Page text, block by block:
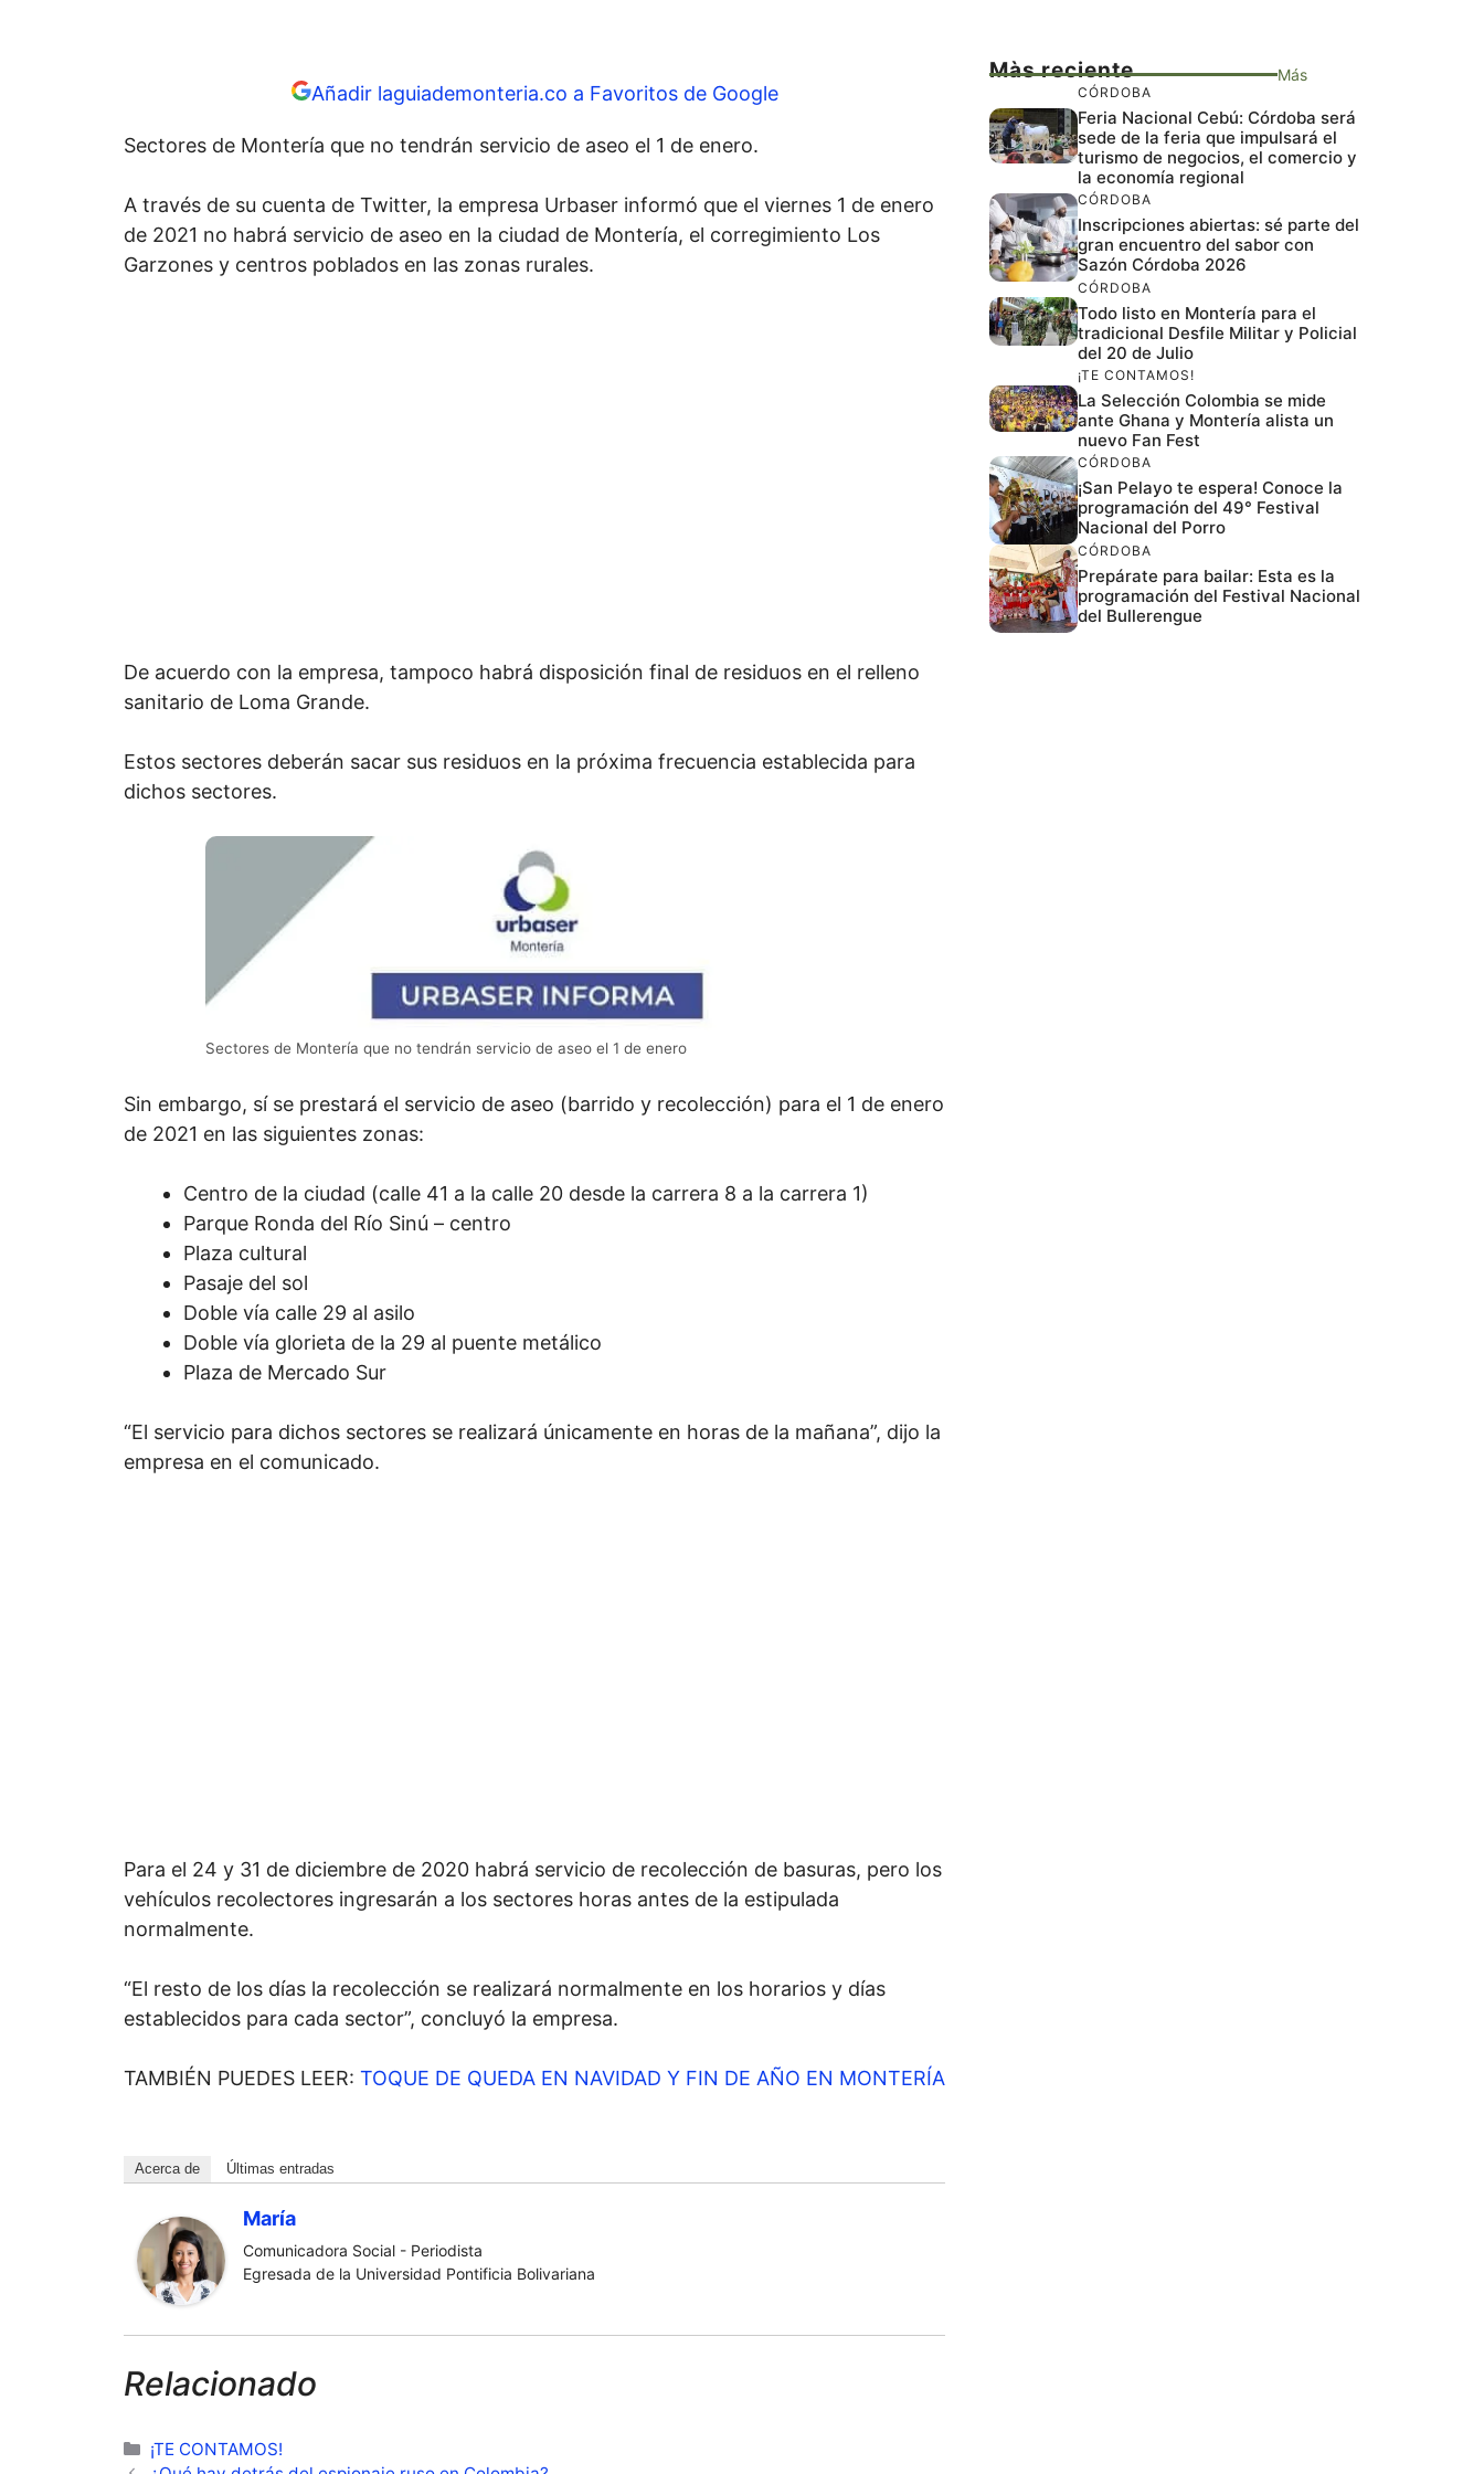
Añadir laguiademonteria.co a Favoritos de Google
Sectores de Montería que no tendrán servicio de aseo el 1 de enero.
A través de su cuenta de Twitter, la empresa Urbaser informó que el viernes 1 de enero
de 2021 no habrá servicio de aseo en la ciudad de Montería, el corregimiento Los
Garzones y centros poblados en las zonas rurales.
De acuerdo con la empresa, tampoco habrá disposición final de residuos en el relleno
sanitario de Loma Grande.
Estos sectores deberán sacar sus residuos en la próxima frecuencia establecida para
dichos sectores.
Sectores de Montería que no tendrán servicio de aseo el 1 de enero
Sin embargo, sí se prestará el servicio de aseo (barrido y recolección) para el 1 de enero
de 2021 en las siguientes zonas:
Centro de la ciudad (calle 41 a la calle 20 desde la carrera 8 a la carrera 1)
Parque Ronda del Río Sinú – centro
Plaza cultural
Pasaje del sol
Doble vía calle 29 al asilo
Doble vía glorieta de la 29 al puente metálico
Plaza de Mercado Sur
“El servicio para dichos sectores se realizará únicamente en horas de la mañana”, dijo la
empresa en el comunicado.
Para el 24 y 31 de diciembre de 2020 habrá servicio de recolección de basuras, pero los
vehículos recolectores ingresarán a los sectores horas antes de la estipulada
normalmente.
“El resto de los días la recolección se realizará normalmente en los horarios y días
establecidos para cada sector”, concluyó la empresa.
TAMBIÉN PUEDES LEER: TOQUE DE QUEDA EN NAVIDAD Y FIN DE AÑO EN MONTERÍA
Acerca de Últimas entradas
María
Comunicadora Social - Periodista
Egresada de la Universidad Pontificia Bolivariana
Relacionado
Categorías
¡TE CONTAMOS!
Màs reciente Más
CÓRDOBA
Feria Nacional Cebú: Córdoba será
sede de la feria que impulsará el
turismo de negocios, el comercio y
la economía regional
CÓRDOBA
Inscripciones abiertas: sé parte del
gran encuentro del sabor con
Sazón Córdoba 2026
CÓRDOBA
Todo listo en Montería para el
tradicional Desfile Militar y Policial
del 20 de Julio
¡TE CONTAMOS!
La Selección Colombia se mide
ante Ghana y Montería alista un
nuevo Fan Fest
CÓRDOBA
¡San Pelayo te espera! Conoce la
programación del 49° Festival
Nacional del Porro
CÓRDOBA
Prepárate para bailar: Esta es la
programación del Festival Nacional
del Bullerengue